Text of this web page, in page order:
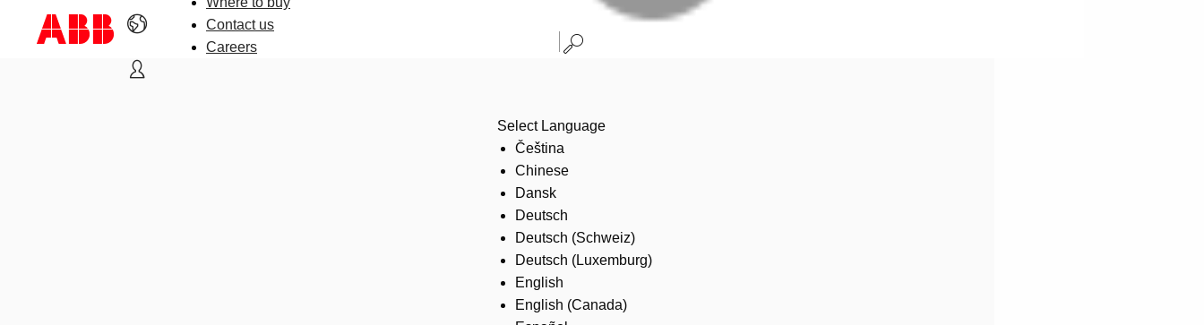
Contact us
Careers
Select Language
Čeština
Chinese
Dansk
Deutsch
Deutsch (Schweiz)
Deutsch (Luxemburg)
English
English (Canada)